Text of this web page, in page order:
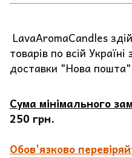
LavaAromaCandles
товарів по всій
доставки "Нова
Сума мінімального
250 грн.
Обов'язково